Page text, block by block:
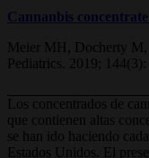
Cannanbis
Meier MH, Docherty
Pediatrics. 2019; 144(3):
Los concentrados de
que contienen altas
se han ido haciendo
Estados Unidos. El